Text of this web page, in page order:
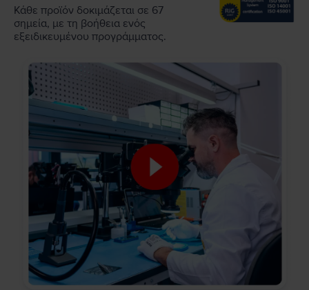
Κάθε προϊόν δοκιμάζεται σε 67
σημεία, με τη βοήθεια ενός
εξειδικευμένου προγράμματος.